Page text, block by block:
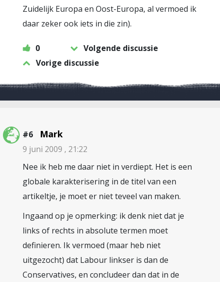
Zuidelijk Europa en Oost-Europa, al vermoed ik
daar zeker ook iets in die zin).
0
Volgende discussie
Vorige discussie
#6 Mark
9 juni 2009 , 21:22
Nee ik heb me daar niet in verdiept. Het is een
globale karakterisering in de titel van een
artikeltje, je moet er niet teveel van maken.
Ingaand op je opmerking: ik denk niet dat je
links of rechts in absolute termen moet
definieren. Ik vermoed (maar heb niet
uitgezocht) dat Labour linkser is dan de
Conservatives, en concludeer dan dat in de